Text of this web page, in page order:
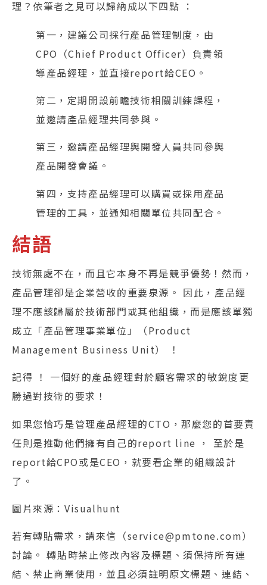
理？依筆者之見可以歸納成以下四點 ：
第一，建議公司採行產品管理制度，由
CPO（Chief Product Officer）負責領
導產品經理，並直接report給CEO。
第二，定期開設前瞻技術相關訓練課程，
並邀請產品經理共同參與。
第三，邀請產品經理與開發人員共同參與
產品開發會議。
第四，支持產品經理可以購買或採用產品
管理的工具，並通知相關單位共同配合。
結語
技術無處不在，而且它本身不再是競爭優勢！然而，
產品管理卻是企業營收的重要泉源。 因此，產品經
理不應該歸屬於技術部門或其他組織，而是應該單獨
成立「產品管理事業單位」（Product
Management Business Unit） ！
記得 ！ 一個好的產品經理對於顧客需求的敏銳度更
勝過對技術的要求！
如果您恰巧是管理產品經理的CTO，那麼您的首要責
任則是推動他們擁有自己的report line ， 至於是
report給CPO或是CEO，就要看企業的組織設計
了。
圖片來源：Visualhunt
若有轉貼需求，請來信（service@pmtone.com）
討論。 轉貼時禁止修改內容及標題、須保持所有連
結、禁止商業使用，並且必須註明原文標題、連結、